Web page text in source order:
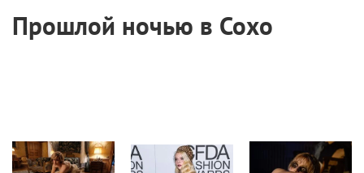
Прошлой ночью в Сохо